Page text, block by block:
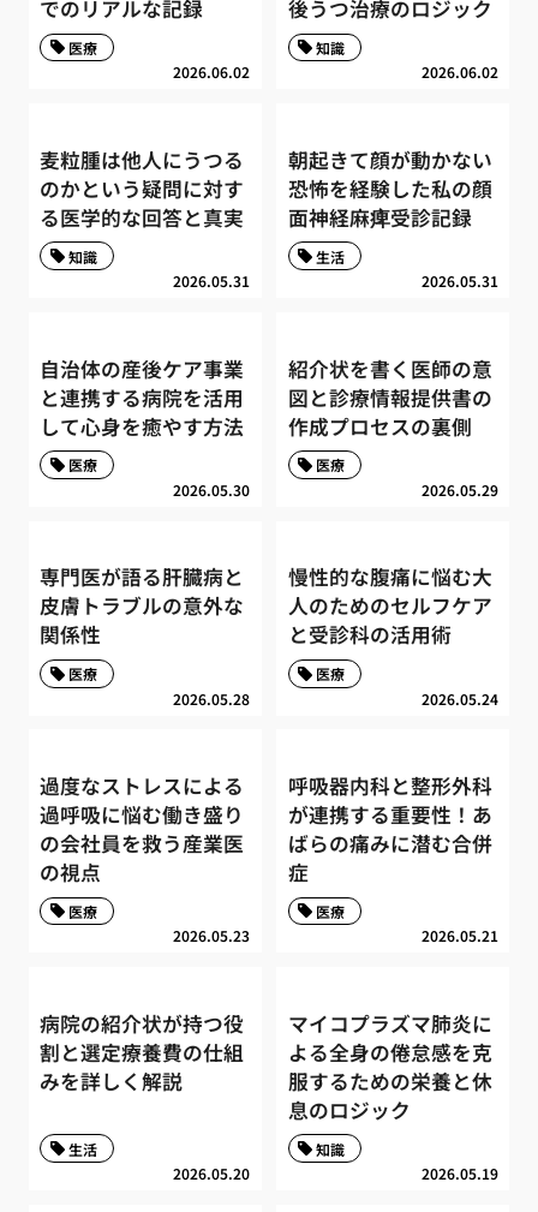
でのリアルな記録
2026.06.02
医療
後うつ治療のロジック
2026.06.02
知識
麦粒腫は他人にうつる
のかという疑問に対す
る医学的な回答と真実
2026.05.31
知識
朝起きて顔が動かない
恐怖を経験した私の顔
面神経麻痺受診記録
2026.05.31
生活
自治体の産後ケア事業
と連携する病院を活用
して心身を癒やす方法
2026.05.30
医療
紹介状を書く医師の意
図と診療情報提供書の
作成プロセスの裏側
2026.05.29
医療
専門医が語る肝臓病と
皮膚トラブルの意外な
関係性
2026.05.28
医療
慢性的な腹痛に悩む大
人のためのセルフケア
と受診科の活用術
2026.05.24
医療
過度なストレスによる
過呼吸に悩む働き盛り
の会社員を救う産業医
の視点
2026.05.23
医療
呼吸器内科と整形外科
が連携する重要性！あ
ばらの痛みに潜む合併
症
2026.05.21
医療
病院の紹介状が持つ役
割と選定療養費の仕組
みを詳しく解説
2026.05.20
生活
マイコプラズマ肺炎に
よる全身の倦怠感を克
服するための栄養と休
息のロジック
2026.05.19
知識